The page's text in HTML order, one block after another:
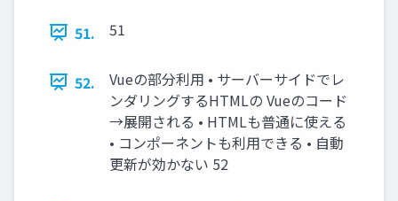
51. 51
52.
Vueの部分利用 • サーバーサイドでレ
ンダリングするHTMLの Vueのコード
→展開される • HTMLも普通に使える
• コンポーネントも利用できる • 自動
更新が効かない 52